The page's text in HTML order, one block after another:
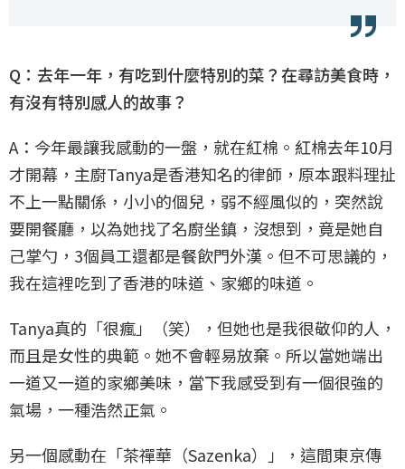
Q：去年一年，有吃到什麼特別的菜？在尋訪美食時，
有沒有特別感人的故事？
A：今年最讓我感動的一盤，就在紅棉。紅棉去年10月
才開幕，主廚Tanya是香港知名的律師，原本跟料理扯
不上一點關係，小小的個兒，弱不經風似的，突然說
要開餐廳，以為她找了名廚坐鎮，沒想到，竟是她自
己掌勺，3個員工還都是餐飲門外漢。但不可思議的，
我在這裡吃到了香港的味道、家鄉的味道。
Tanya真的「很瘋」（笑），但她也是我很敬仰的人，
而且是女性的典範。她不會輕易放棄。所以當她端出
一道又一道的家鄉美味，當下我感受到有一個很強的
氣場，一種浩然正氣。
另一個感動在「茶禪華（Sazenka）」，這間東京傳